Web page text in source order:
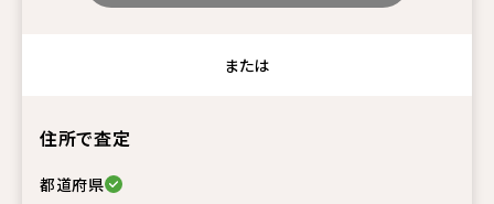
または
住所で査定
都道府県